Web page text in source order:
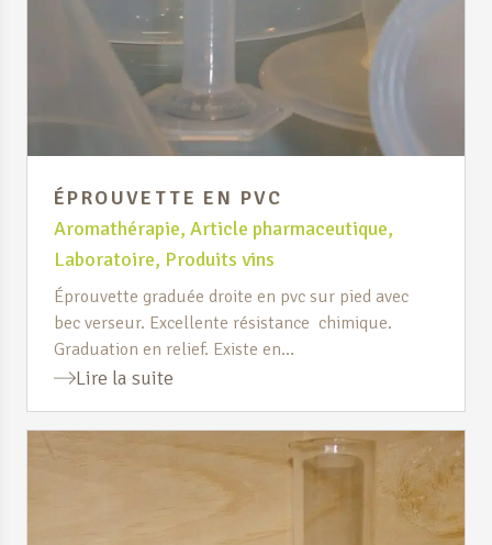
ÉPROUVETTE EN PVC
Aromathérapie, Article pharmaceutique,
Laboratoire, Produits vins
Éprouvette graduée droite en pvc sur pied avec
bec verseur. Excellente résistance chimique.
Graduation en relief. Existe en
10,,25,50,100,250,500ml et 1litre.
Lire la suite